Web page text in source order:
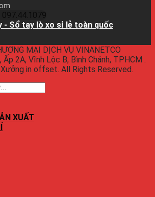
- Sổ tay lò xo sỉ lẻ toàn quốc
MẠI DỊCH VỤ VINANETCO
Ấp 2A, Vĩnh Lộc B, Bình Chánh, TPHCM .
in offset. All Rights Reserved.
XUẤT